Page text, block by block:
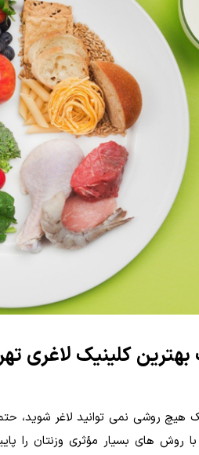
بهترین کلینیک لاغری
هیچ روشی نمی توانید لاغر
روش های بسیار مؤثری وزنتان را